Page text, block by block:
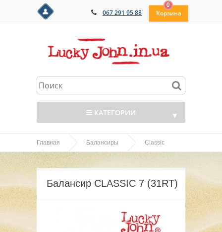
067 291 95 88
0
КАТЕГОРИИ ▼
▼
▼
Главная Балансиры Classic
Балансир CLASSIC 7 (31RT)
Балансир CLASSIC 7 (31RT)